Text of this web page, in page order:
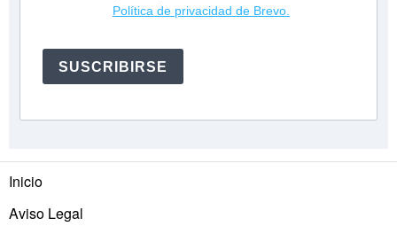
Política de privacidad de Brevo.
SUSCRIBIRSE
Inicio
Aviso Legal